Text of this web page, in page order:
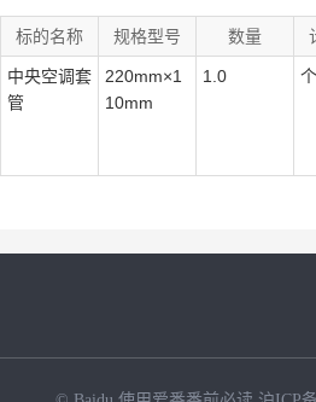
标的名称 规格型号 数量
中央空调套
管
220mm×1
10mm
1.0 个